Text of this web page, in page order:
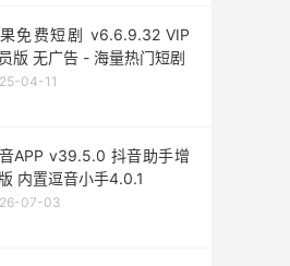
免费短剧 v6.6.9.32 VIP
版 无广告 - 海量热门短剧
04-11
APP v39.5.0 抖音助手增
内置逗音小手4.0.1
07-03